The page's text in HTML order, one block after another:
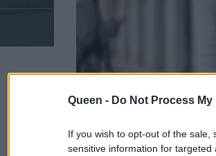
Queen - Do Not Process
If you wish to opt-out of the
sensitive information for